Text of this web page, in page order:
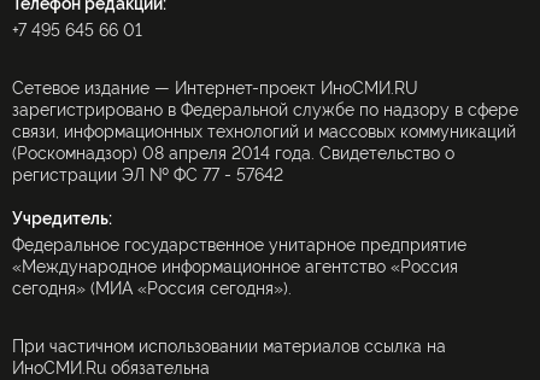
+7 495 645 66 01
Сетевое издание — Интернет-проект ИноСМИ.RU
зарегистрировано в Федеральной службе по надзору в сфере
связи, информационных технологий и массовых коммуникаций
(Роскомнадзор) 08 апреля 2014 года. Свидетельство о
регистрации ЭЛ № ФС 77 - 57642
Учредитель:
Федеральное государственное унитарное предприятие
«Международное информационное агентство «Россия
сегодня» (МИА «Россия сегодня»).
При частичном использовании материалов ссылка на
ИноСМИ.Ru обязательна